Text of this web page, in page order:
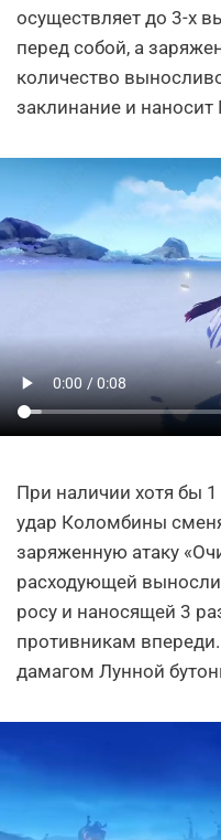
осуществляет до 3-х
перед собой, а
количество
заклинание и наносит
При наличии хотя бы
удар Коломбины
заряженную атаку
расходующей
росу и наносящей 3
противникам впереди.
дамагом Лунной